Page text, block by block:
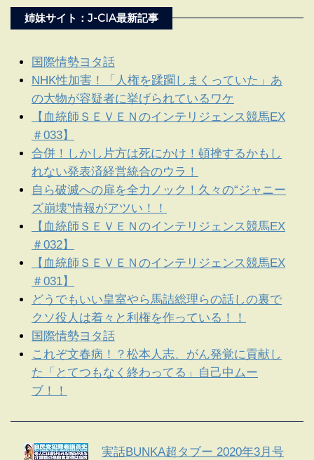
姉妹サイト：J-CIA最新記事
国際情勢ヨタ話
NHK性加害！「人権を蹂躙しまくっていた」あ
の大物が容疑者に挙げられているワケ
【血統師ＳＥＶＥＮのインテリジェンス競馬EX
＃033】
合併！しかし片方は死にかけ！頓挫するかもし
れない発表済経営統合のウラ！
自ら破滅への扉を全力ノック！久々の“ジャニー
ズ崩壊”情報がアツい！！
【血統師ＳＥＶＥＮのインテリジェンス競馬EX
＃032】
【血統師ＳＥＶＥＮのインテリジェンス競馬EX
＃031】
どうでもいい皇室やら馬詰総理らの話しの裏で
クソ役人は着々と利権を作っている！！
国際情勢ヨタ話
これぞ文春病！？松本人志、がん発覚に貢献し
た「とてつもなく終わってる」自己中ムー
ブ！！
実話BUNKA超タブー 2020年3月号